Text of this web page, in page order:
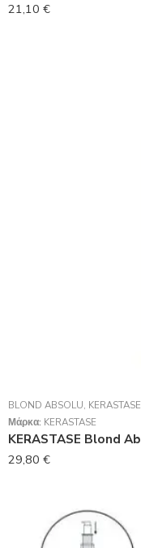
21,10 €
BLOND ABSOLU, KERASTASE
Μάρκα: KERASTASE
29,80 €